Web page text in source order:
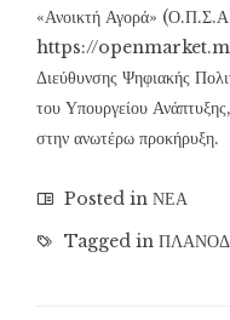
«Ανοικτή Αγορά»
https://
Διεύθυνσης Ψηφιακής
του Υπουργείου
στην ανωτέρω προκήρυξη.
Posted in ΝΕΑ
Tagged in